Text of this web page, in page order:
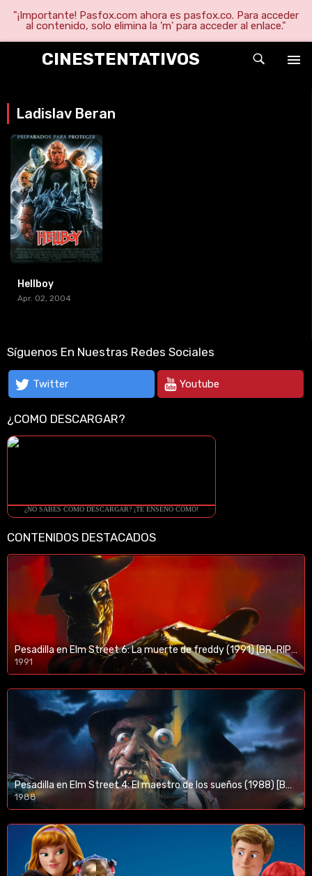
"¡Importante! Pasfox.com ahora es pasfox.co. Para acceder
al contenido, solo elimina la 'm' para acceder al enlace."
CINESTENTATIVOS
Ladislav Beran
Hellboy
Apr. 02, 2004
Síguenos En Nuestras Redes Sociales
Twitter Youtube
¿COMO DESCARGAR?
¿NO SABES COMO DESCARGAR? ¡TE ENSEÑO COMO!
CONTENIDOS DESTACADOS
Pesadilla en Elm Street 6: La muerte de freddy (1991) [BR-RIP] [HD-1080p]
1991
Pesadilla en Elm Street 4: El maestro de los sueños (1988) [BR-RIP] [HD-1080p]
1988